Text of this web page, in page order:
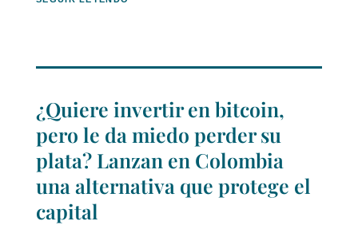
¿Quiere invertir en bitcoin,
pero le da miedo perder su
plata? Lanzan en Colombia
una alternativa que protege el
capital